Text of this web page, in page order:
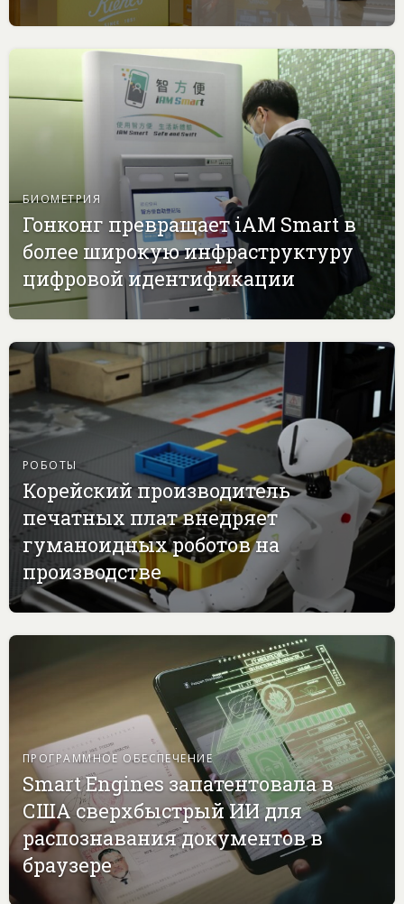
БИОМЕТРИЯ
Гонконг превращает iAM Smart в
более широкую инфраструктуру
цифровой идентификации
РОБОТЫ
Корейский производитель
печатных плат внедряет
гуманоидных роботов на
производстве
ПРОГРАММНОЕ ОБЕСПЕЧЕНИЕ
Smart Engines запатентовала в
США сверхбыстрый ИИ для
распознавания документов в
браузере